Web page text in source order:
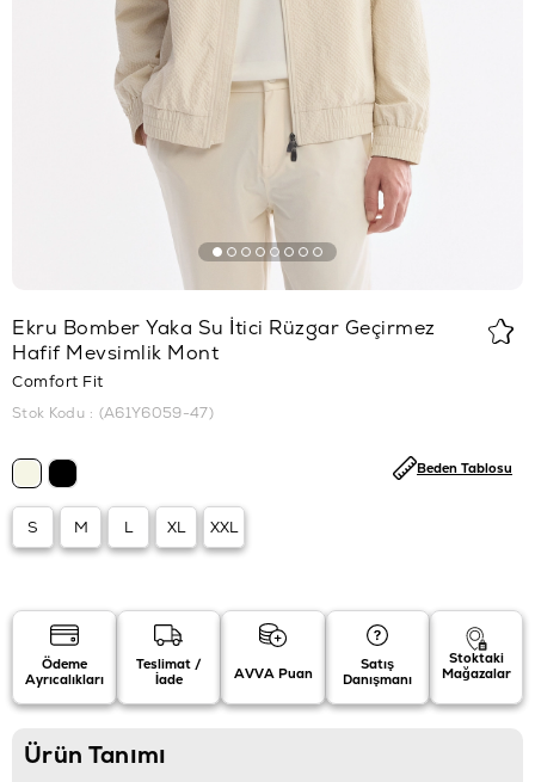
Ekru Bomber Yaka Su İtici Rüzgar Geçirmez
Hafif Mevsimlik Mont
Comfort Fit
Stok Kodu (A61Y6059-47)
S M L XL XXL
Beden Tablosu
Ödeme
Ayrıcalıkları
Teslimat /
İade
AVVA Puan
Satış
Danışmanı
Stoktaki
Mağazalar
Ürün Tanımı